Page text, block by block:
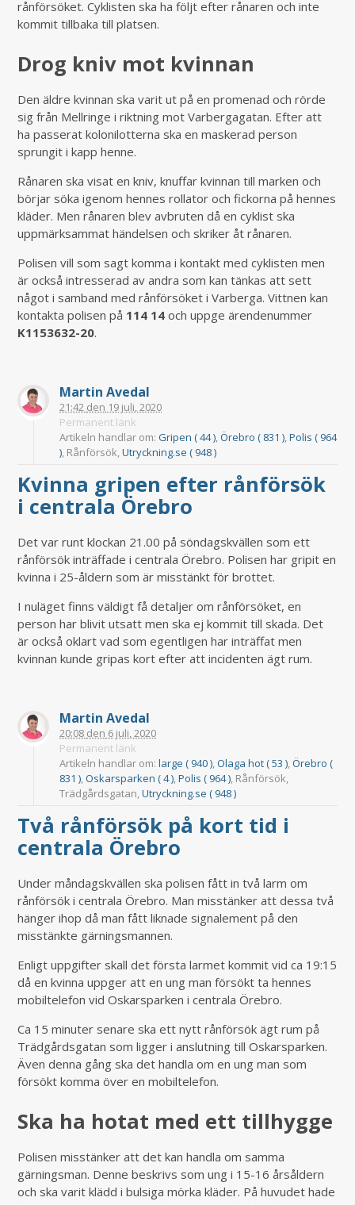
rånförsöket. Cyklisten ska ha följt efter rånaren och inte
kommit tillbaka till platsen.
Drog kniv mot kvinnan
Den äldre kvinnan ska varit ut på en promenad och rörde
sig från Mellringe i riktning mot Varbergagatan. Efter att
ha passerat kolonilotterna ska en maskerad person
sprungit i kapp henne.
Rånaren ska visat en kniv, knuffar kvinnan till marken och
börjar söka igenom hennes rollator och fickorna på hennes
kläder. Men rånaren blev avbruten då en cyklist ska
uppmärksammat händelsen och skriker åt rånaren.
Polisen vill som sagt komma i kontakt med cyklisten men
är också intresserad av andra som kan tänkas att sett
något i samband med rånförsöket i Varberga. Vittnen kan
kontakta polisen på 114 14 och uppge ärendenummer
K1153632-20.
Martin Avedal
21:42 den 19 juli, 2020
Permanent länk
Artikeln handlar om:Gripen ( 44 ),Örebro ( 831 ),Polis ( 964
), Rånförsök,Utryckning.se ( 948 )
Kvinna gripen efter rånförsök
i centrala Örebro
Det var runt klockan 21.00 på söndagskvällen som ett
rånförsök inträffade i centrala Örebro. Polisen har gripit en
kvinna i 25-åldern som är misstänkt för brottet.
I nuläget finns väldigt få detaljer om rånförsöket, en
person har blivit utsatt men ska ej kommit till skada. Det
är också oklart vad som egentligen har inträffat men
kvinnan kunde gripas kort efter att incidenten ägt rum.
Martin Avedal
20:08 den 6 juli, 2020
Permanent länk
Artikeln handlar om:large ( 940 ),Olaga hot ( 53 ),Örebro (
831 ),Oskarsparken ( 4 ),Polis ( 964 ), Rånförsök,
Trädgårdsgatan,Utryckning.se ( 948 )
Två rånförsök på kort tid i
centrala Örebro
Under måndagskvällen ska polisen fått in två larm om
rånförsök i centrala Örebro. Man misstänker att dessa två
hänger ihop då man fått liknade signalement på den
misstänkte gärningsmannen.
Enligt uppgifter skall det första larmet kommit vid ca 19:15
då en kvinna uppger att en ung man försökt ta hennes
mobiltelefon vid Oskarsparken i centrala Örebro.
Ca 15 minuter senare ska ett nytt rånförsök ägt rum på
Trädgårdsgatan som ligger i anslutning till Oskarsparken.
Även denna gång ska det handla om en ung man som
försökt komma över en mobiltelefon.
Ska ha hotat med ett tillhygge
Polisen misstänker att det kan handla om samma
gärningsman. Denne beskrivs som ung i 15-16 årsåldern
och ska varit klädd i bulsiga mörka kläder. På huvudet hade